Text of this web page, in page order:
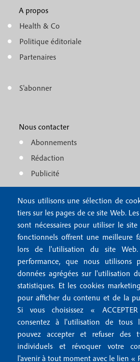
Nous utilisons une sélection de
tiers sur les pages de ce site Web.
sont nécessaires pour utiliser le
fonctionnels offrent une meilleure
lors de l'utilisation du site
performance, que nous utilisons
données agrégées sur l'utilisation
statistiques. Et les cookies
pour afficher du contenu et de la
Si vous choisissez «
consentez à l'utilisation de tous
pouvez accepter et refuser des
individuels et révoquer votre
l'avenir à tout moment avec le lien «
o
o
e
m
e
n
f
r
A propos
Health & Co
Politique éditoriale
Partenaires
o
S'abonner
Nous contacter
Abonnements
Rédaction
Publicité
M
FAQ
Mentions légales
Mentions RGPD
Conditions générales de vente
Conditions générales d'utilisation
Gestion des cookies
Recevoir notre